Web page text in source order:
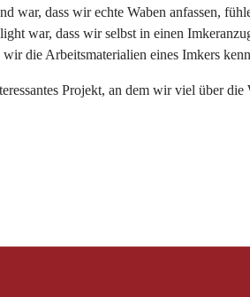
war, dass wir echte Waben anfassen,
war, dass wir selbst in einen
die Arbeitsmaterialien eines Imkers
Projekt, an dem wir viel über